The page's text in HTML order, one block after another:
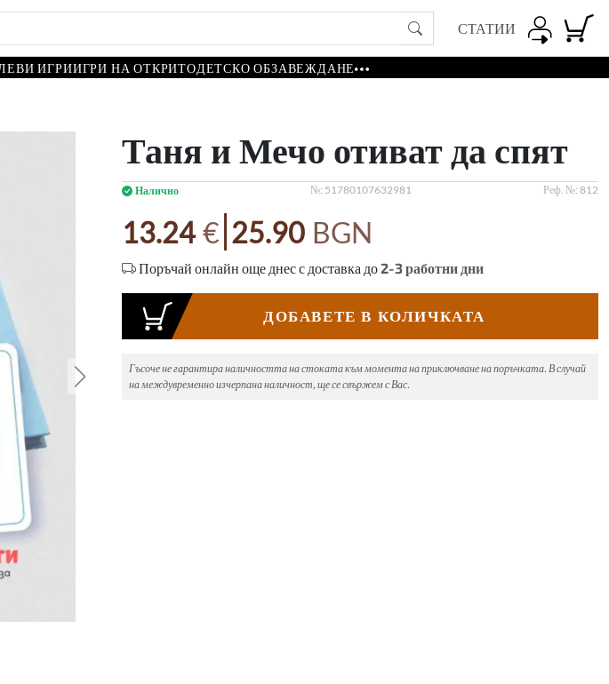
СТАТИИ
ИГРИИГРИ НА ОТКРИТОДЕТСКО ОБЗАВЕЖДАНЕ
Таня и Мечо отиват да спят
Налично №: 51780107632981 Реф. №: 812
13.24 €|25.90 BGN
Поръчай онлайн още днес с доставка до2-3работни дни
ДОБАВЕТЕ В КОЛИЧКАТА
Гъсоче не гарантира наличността на стоката към момента на приключване на поръчката. В случай
на междувременно изчерпана наличност, ще се свържем с Вас.